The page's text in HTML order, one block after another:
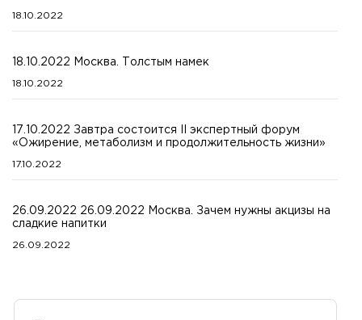
18.10.2022
18.10.2022 Москва. Толстым намек
18.10.2022
17.10.2022 Завтра состоится II экспертный форум
«Ожирение, метаболизм и продолжительность жизни»
17.10.2022
26.09.2022 26.09.2022 Москва. Зачем нужны акцизы на
сладкие напитки
26.09.2022